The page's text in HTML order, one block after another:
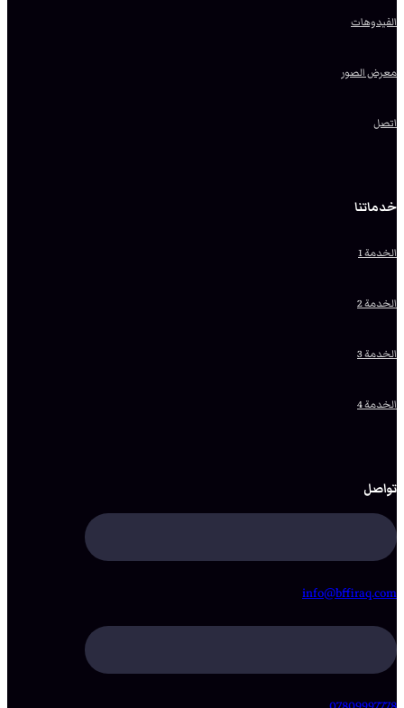
الفيدوهات
معرض الصور
اتصل
خدماتنا
الخدمة 1
الخدمة 2
الخدمة 3
الخدمة 4
تواصل
info@bffiraq.com